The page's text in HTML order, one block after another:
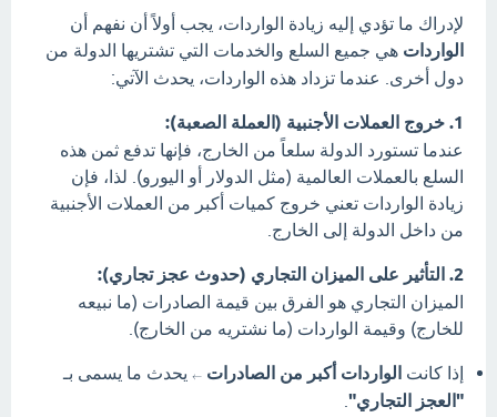
لإدراك ما تؤدي إليه زيادة الواردات، يجب أولاً أن نفهم أن
الواردات هي جميع السلع والخدمات التي تشتريها الدولة من
دول أخرى. عندما تزداد هذه الواردات، يحدث الآتي:
1. خروج العملات الأجنبية (العملة الصعبة):
عندما تستورد الدولة سلعاً من الخارج، فإنها تدفع ثمن هذه
السلع بالعملات العالمية (مثل الدولار أو اليورو). لذا، فإن
زيادة الواردات تعني خروج كميات أكبر من العملات الأجنبية
من داخل الدولة إلى الخارج.
2. التأثير على الميزان التجاري (حدوث عجز تجاري):
الميزان التجاري هو الفرق بين قيمة الصادرات (ما نبيعه
للخارج) وقيمة الواردات (ما نشتريه من الخارج).
إذا كانت الواردات أكبر من الصادرات يحدث ما يسمى بـ
"العجز التجاري"